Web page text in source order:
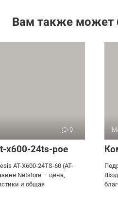
Вам также может
0
x600-24ts-poe
AT-X600-24TS-60 (AT-
Netstore — цена,
и общая